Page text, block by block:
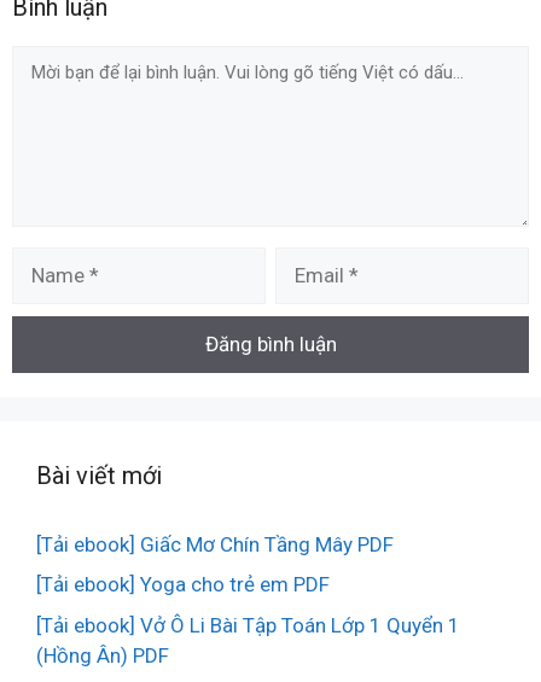
Bình luận
Comment
Bài viết mới
[Tải ebook] Giấc Mơ Chín Tầng Mây PDF
[Tải ebook] Yoga cho trẻ em PDF
[Tải ebook] Vở Ô Li Bài Tập Toán Lớp 1 Quyển 1
(Hồng Ân) PDF